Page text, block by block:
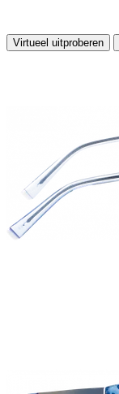
Virtueel uitproberen